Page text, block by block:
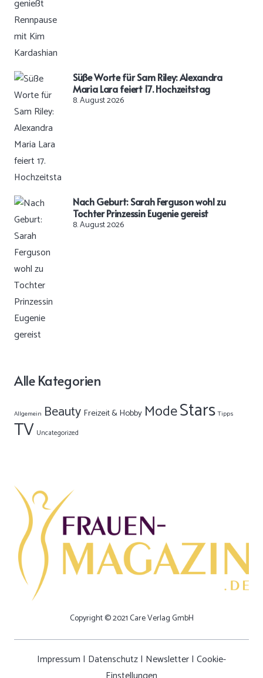
Süße Worte für Sam Riley: Alexandra
Maria Lara feiert 17. Hochzeitstag
8. August 2026
Nach Geburt: Sarah Ferguson wohl zu
Tochter Prinzessin Eugenie gereist
8. August 2026
Alle Kategorien
Allgemein Beauty Freizeit & Hobby ModeStars Tipps
TV Uncategorized
Copyright © 2021 Care Verlag GmbH
Impressum | Datenschutz| Newsletter| Cookie-